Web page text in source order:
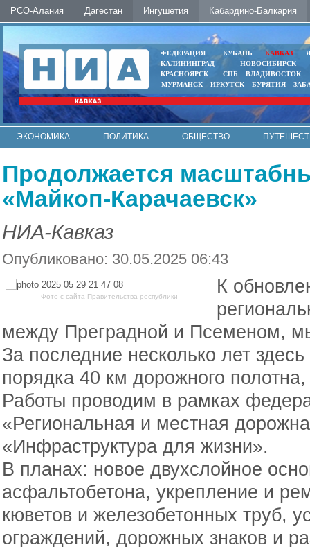
РСО-Алания Дагестан Ингушетия Кабардино-Балкария
ФЕДЕРАЦИЯ КУБАНЬ КАВКАЗ
КАЛИНИНГРАД
НОВОСИБИРСК
КРАСНОЯРСК
СПБ
ВЛАДИВОСТОК
МУРМАНСК
ИРКУТСК БУРЯТИЯ
ЭКОНОМИКА ПОЛИТИКА ОБЩЕСТВО
Продолжается
«Майкоп-Карачаевск»
НИА-Кавказ
Опубликовано: 30.05.2025 06:43
Фото с сайта Правительства республики
К
между Преградной и Псеменом,
За последние несколько лет
порядка 40 км дорожного
Работы проводим в рамках
«Региональная и местная
«Инфраструктура для жизни».
В планах: новое двухслойное
асфальтобетона, укрепление и
кюветов и железобетонных труб,
ограждений, дорожных знаков и